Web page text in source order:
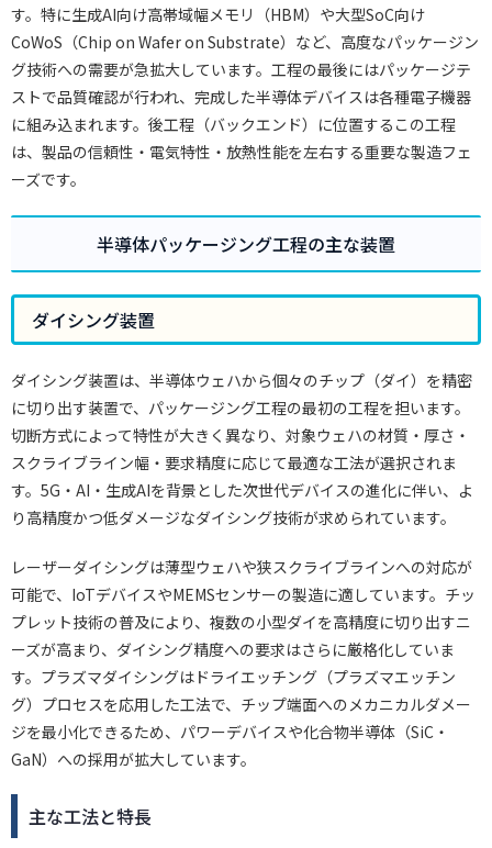
す。特に生成AI向け高帯域幅メモリ（HBM）や大型SoC向け
CoWoS（Chip on Wafer on Substrate）など、高度なパッケージン
グ技術への需要が急拡大しています。工程の最後にはパッケージテ
ストで品質確認が行われ、完成した半導体デバイスは各種電子機器
に組み込まれます。後工程（バックエンド）に位置するこの工程
は、製品の信頼性・電気特性・放熱性能を左右する重要な製造フェ
ーズです。
半導体パッケージング工程の主な装置
ダイシング装置
ダイシング装置は、半導体ウェハから個々のチップ（ダイ）を精密
に切り出す装置で、パッケージング工程の最初の工程を担います。
切断方式によって特性が大きく異なり、対象ウェハの材質・厚さ・
スクライブライン幅・要求精度に応じて最適な工法が選択されま
す。5G・AI・生成AIを背景とした次世代デバイスの進化に伴い、よ
り高精度かつ低ダメージなダイシング技術が求められています。
レーザーダイシングは薄型ウェハや狭スクライブラインへの対応が
可能で、IoTデバイスやMEMSセンサーの製造に適しています。チッ
プレット技術の普及により、複数の小型ダイを高精度に切り出すニ
ーズが高まり、ダイシング精度への要求はさらに厳格化していま
す。プラズマダイシングはドライエッチング（プラズマエッチン
グ）プロセスを応用した工法で、チップ端面へのメカニカルダメー
ジを最小化できるため、パワーデバイスや化合物半導体（SiC・
GaN）への採用が拡大しています。
主な工法と特長